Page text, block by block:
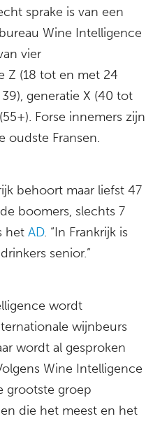
sprake is van een
Wine Intelligence
vier
Z (18 tot en met 24
generatie X (40 tot
Forse innemers zijn
oudste Fransen.
behoort maar liefst 47
boomers, slechts 7
het AD. “In Frankrijk is
senior.”
wordt
wijnbeurs
wordt al gesproken
Wine Intelligence
grootste groep
die het meest en het